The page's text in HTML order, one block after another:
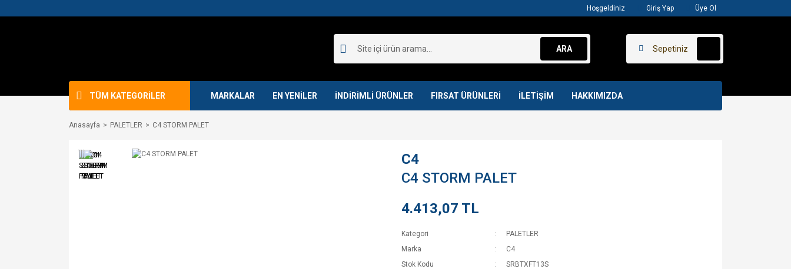
Hoşgeldiniz Giriş Yap Üye Ol
ARA Sepetiniz
TÜM KATEGORİLER MARKALAR EN YENİLER İNDİRİMLİ ÜRÜNLER FIRSAT ÜRÜNLERİ İLETİŞİM HAKKIMIZDA
Anasayfa PALETLER C4 STORM PALET
C4
C4 STORM PALET
4.413,07 TL
Kategori
PALETLER
Marka
C4
Stok Kodu
SRBTXFT13S